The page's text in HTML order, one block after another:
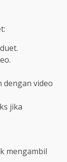
dengan video
jika
mengambil